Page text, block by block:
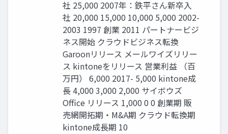
社 25,000 2007年：鉄平さん新卒入
社 20,000 15,000 10,000 5,000 2002-
2003 1997 創業 2011 パートナービジ
ネス開始 クラウドビジネス転換
Garoonリリース メールワイズリリー
ス kintoneをリリース 営業利益 （百
万円） 6,000 2017- 5,000 kintone成
長 4,000 3,000 2,000 サイボウズ
Office リリース 1,000 0 0 創業期 販
売網開拓期・M&A期 クラウド転換期
kintone成長期 10